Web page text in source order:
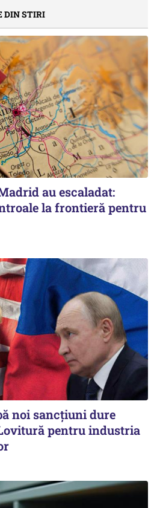
DIN STIRI
au escaladat:
la frontieră pentru
noi sancțiuni dure
pentru industria